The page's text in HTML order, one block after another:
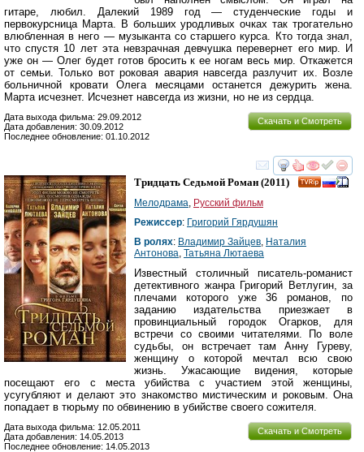
гитаре, любил. Далекий 1989 год — студенческие годы и
первокурсница Марта. В больших уродливых очках так трогательно
влюбленная в него — музыканта со старшего курса. Кто тогда знал,
что спустя 10 лет эта невзрачная девчушка перевернет его мир. И
уже он — Олег будет готов бросить к ее ногам весь мир. Откажется
от семьи. Только вот роковая авария навсегда разлучит их. Возле
больничной кровати Олега месяцами останется дежурить жена.
Марта исчезнет. Исчезнет навсегда из жизни, но не из сердца.
Скачать и Смотреть
Дата выхода фильма: 29.09.2012
Дата добавления: 30.09.2012
Последнее обновление: 01.10.2012
смотреть
Тридцать Седьмой Роман (2011)
Мелодрама, Русский фильм
Режиссер: Григорий Гярдушян
В ролях: Владимир Зайцев, Наталия
Антонова, Татьяна Лютаева
Известный столичный писатель-романист
детективного жанра Григорий Ветлугин, за
плечами которого уже 36 романов, по
заданию издательства приезжает в
провинциальный городок Огарков, для
встречи со своими читателями. По воле
судьбы, он встречает там Анну Гуреву,
женщину о которой мечтал всю свою
жизнь. Ужасающие видения, которые
посещают его с места убийства с участием этой женщины,
усугубляют и делают это знакомство мистическим и роковым. Она
попадает в тюрьму по обвинению в убийстве своего сожителя.
Скачать и Смотреть
Дата выхода фильма: 12.05.2011
Дата добавления: 14.05.2013
Последнее обновление: 14.05.2013